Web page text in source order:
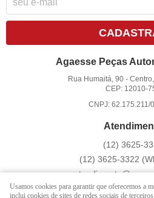
Agaesse Peças
Rua Humaitá, 90 -
CEP: 12010-
CNPJ: 62.175.211/
(12) 3625-
(12) 3625-3322
Usamos cookies para garantir que oferecemos a
inclui cookies de sites de redes sociais de